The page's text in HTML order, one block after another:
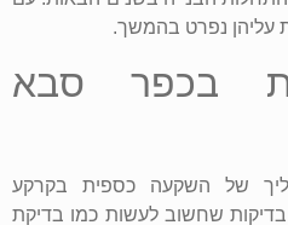
עליהן נפרט בהמשך.
בכפר סבא
של השקעה כספית בקרקע
שחשוב לעשות כמו בדיקת